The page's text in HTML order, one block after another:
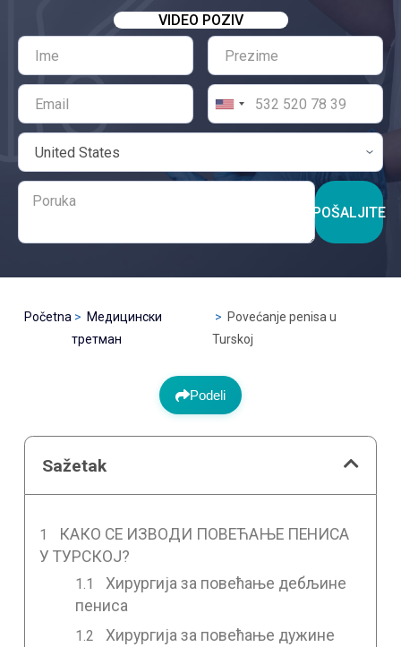
VIDEO POZIV
POŠALJITE
Početna
Медицински
третман
Povećanje penisa u
Turskoj
Podeli
Sažetak
КАКО СЕ ИЗВОДИ ПОВЕЋАЊЕ ПЕНИСА
У ТУРСКОЈ?
Хирургија за повећање дебљине
пениса
Хирургија за повећање дужине